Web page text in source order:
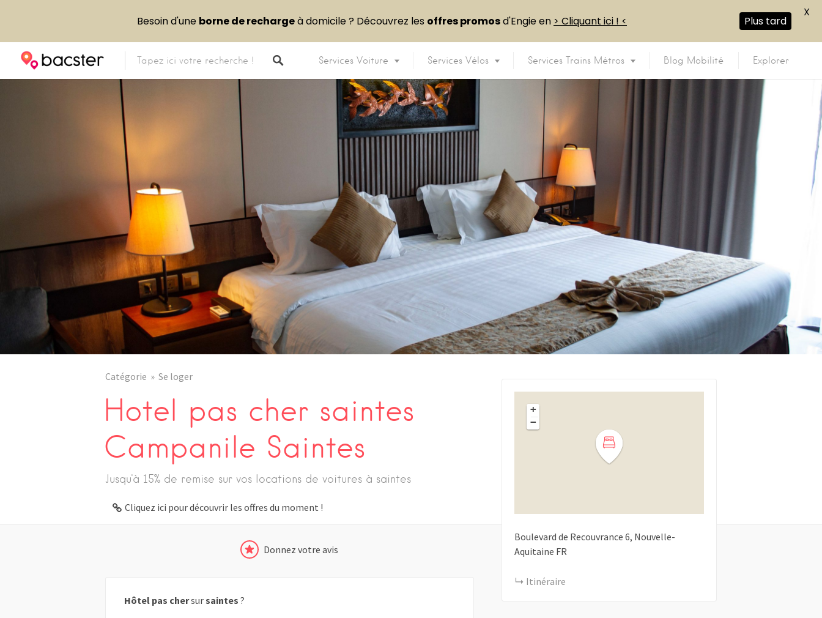
Services Voiture Services Vélos Services Trains Métros Blog Mobilité Explorer
Catégorie Se loger
Hotel pas cher saintes
Campanile Saintes
Jusqu'à 15% de remise sur vos locations de voitures à saintes
Cliquez ici pour découvrir les offres du moment !
Donnez votre avis
Hôtel pas chersursaintes ?
+
−
Boulevard de Recouvrance 6 Nouvelle-
Aquitaine FR
Itinéraire
Besoin d'une borne de rechargeà domicile ? Découvrez les offres promosd'Engie en > Cliquant ici ! < Plus tard
X